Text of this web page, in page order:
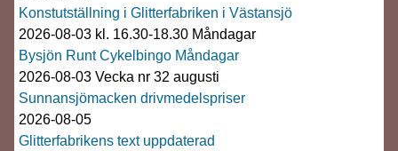
Konstutställning i Glitterfabriken i Västansjö
2026-08-03 kl. 16.30-18.30 Måndagar
Bysjön Runt Cykelbingo Måndagar
2026-08-03 Vecka nr 32 augusti
Sunnansjömacken drivmedelspriser
2026-08-05
Glitterfabrikens text uppdaterad